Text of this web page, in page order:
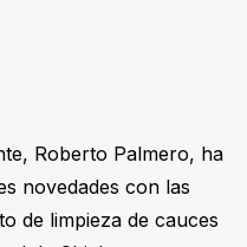
Roberto Palmero, ha
novedades con las
de limpieza de cauces